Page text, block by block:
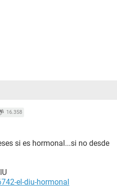
16.358
si es hormonal...si no desde
el-diu-hormonal